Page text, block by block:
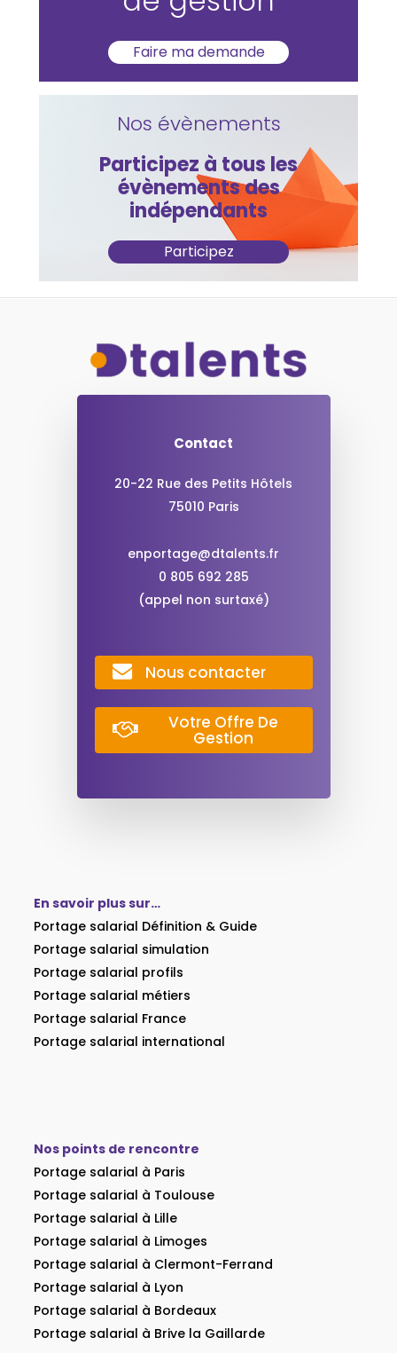
Faire ma demande
Nos évènements
Participez à tous les
évènements des
indépendants
Participez
Contact
20-22 Rue des Petits Hôtels
75010 Paris
enportage@dtalents.fr
0 805 692 285
(appel non surtaxé)
Nous contacter
Votre Offre De
Gestion
En savoir plus sur…
Portage salarial Définition & Guide
Portage salarial simulation
Portage salarial profils
Portage salarial métiers
Portage salarial France
Portage salarial international
Nos points de rencontre
Portage salarial à Paris
Portage salarial à Toulouse
Portage salarial à Lille
Portage salarial à Limoges
Portage salarial à Clermont-Ferrand
Portage salarial à Lyon
Portage salarial à Bordeaux
Portage salarial à Brive la Gaillarde